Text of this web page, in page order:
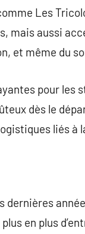
Les
mais aussi
et même du
pour les
dès le
liés à
dernières
en plus